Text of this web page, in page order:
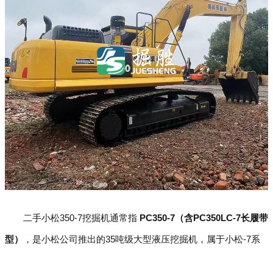
二手小松350-7挖掘机通常指 PC350-7（含PC350LC-7长履带
型） ，是小松公司推出的35吨级大型液压挖掘机，属于小松-7系